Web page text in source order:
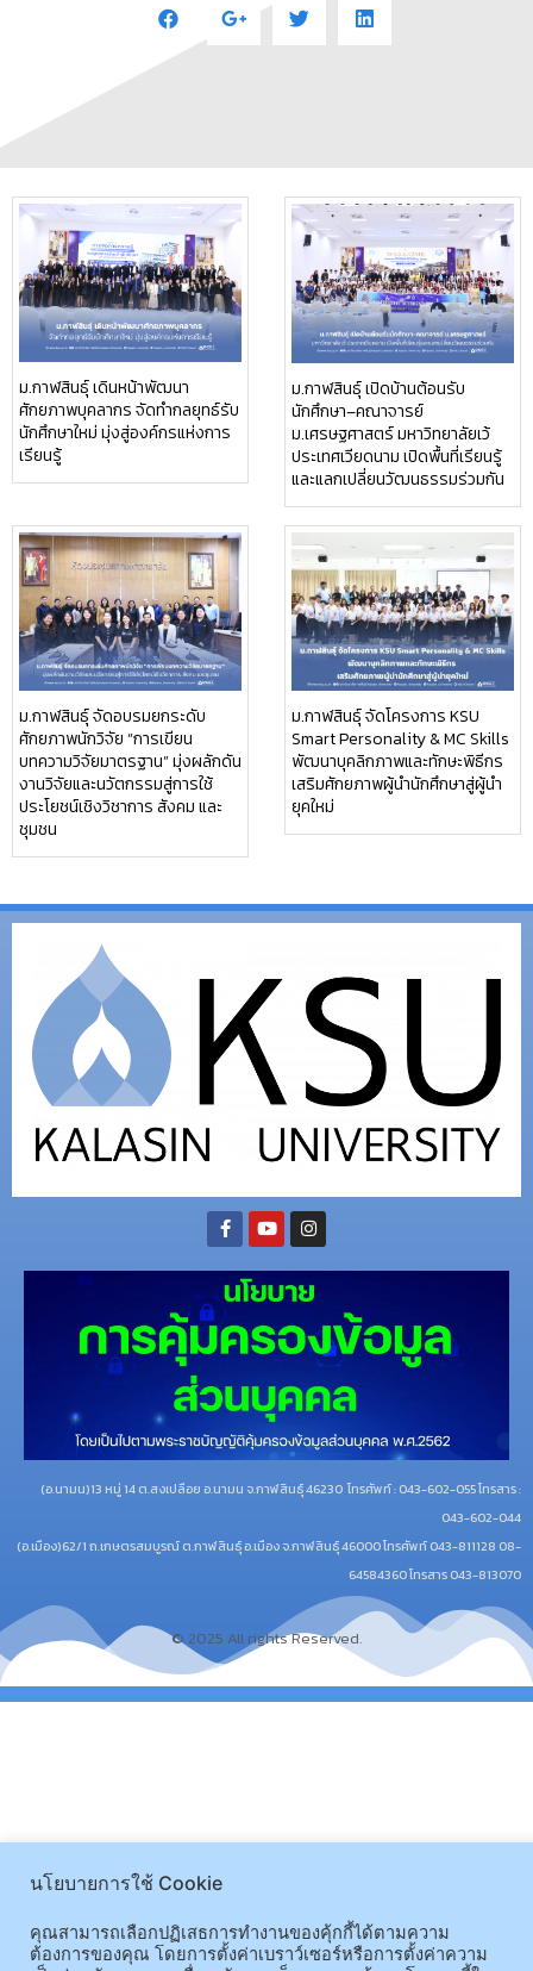
ม.กาฬสินธุ์ เดินหน้าพัฒนา
ศักยภาพบุคลากร จัดทำกลยุทธ์รับ
นักศึกษาใหม่ มุ่งสู่องค์กรแห่งการ
เรียนรู้
ม.กาฬสินธุ์ เปิดบ้านต้อนรับ
นักศึกษา–คณาจารย์
ม.เศรษฐศาสตร์ มหาวิทยาลัยเว้
ประเทศเวียดนาม เปิดพื้นที่เรียนรู้
และแลกเปลี่ยนวัฒนธรรมร่วมกัน
ม.กาฬสินธุ์ จัดอบรมยกระดับ
ศักยภาพนักวิจัย “การเขียน
บทความวิจัยมาตรฐาน” มุ่งผลักดัน
งานวิจัยและนวัตกรรมสู่การใช้
ประโยชน์เชิงวิชาการ สังคม และ
ชุมชน
ม.กาฬสินธุ์ จัดโครงการ KSU
Smart Personality & MC Skills
พัฒนาบุคลิกภาพและทักษะพิธีกร
เสริมศักยภาพผู้นำนักศึกษาสู่ผู้นำ
ยุคใหม่
(อ.นามน)13 หมู่ 14 ต.สงเปลือย อ.นามน จ.กาฬสินธุ์ 46230 โทรศัพท์ : 043-602-055 โทรสาร :
043-602-044
(อ.เมือง)62/1 ถ.เกษตรสมบูรณ์ ต.กาฬสินธุ์ อ.เมือง จ.กาฬสินธุ์ 46000โทรศัพท์ 043-811128 08-
64584360 โทรสาร 043-813070
© 2025 All rights Reserved.
นโยบายการใช้ Cookie
คุณสามารถเลือกปฏิเสธการทำงานของคุ้กกี้ได้ตามความ
ต้องการของคุณ โดยการตั้งค่าเบราว์เซอร์หรือการตั้งค่าความ